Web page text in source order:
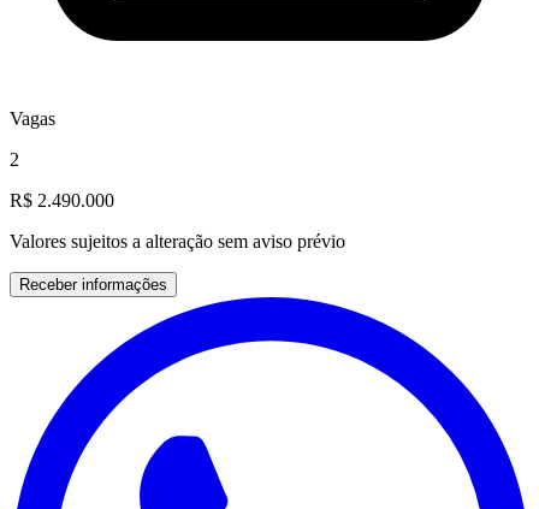
Vagas
2
R$ 2.490.000
Valores sujeitos a alteração sem aviso prévio
Receber informações